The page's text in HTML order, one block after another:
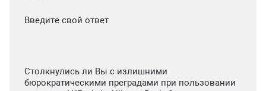
Введите свой ответ
Столкнулись ли Вы с излишними
бюрократическими преградами при пользовании